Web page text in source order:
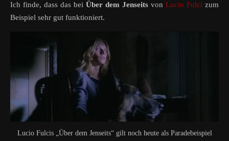
Ich finde, dass das bei Über dem Jenseits von Lucio Fulci zum
Beispiel sehr gut funktioniert.
Lucio Fulcis „Über dem Jenseits“ gilt noch heute als Paradebeispiel